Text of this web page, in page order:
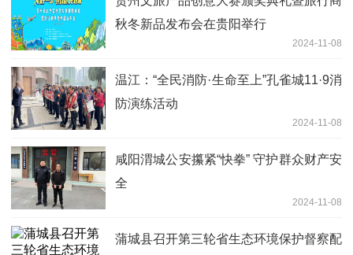
秋冬新品发布会在贵阳举行
2024-11-08
温江：“全民消防·生命至上”孔雀城11·9消
防演练活动
2024-11-08
咸阳渭城公安攥紧“快拳” 守护群众财产安
全
2024-11-08
蒲城县召开第三轮省生态环境保护督察配